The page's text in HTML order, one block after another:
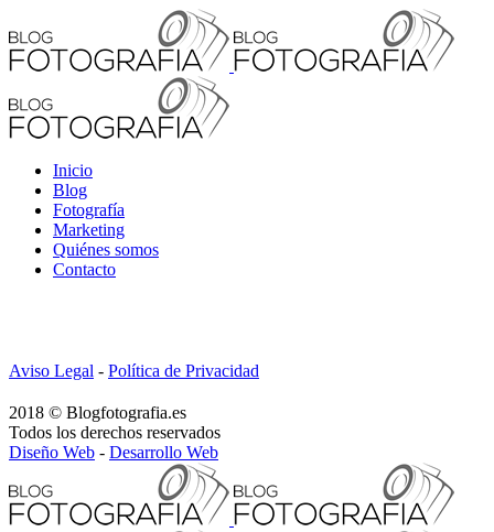
Inicio
Blog
Fotografía
Marketing
Quiénes somos
Contacto
Aviso Legal - Política de Privacidad
2018 © Blogfotografia.es
Todos los derechos reservados
Diseño Web - Desarrollo Web